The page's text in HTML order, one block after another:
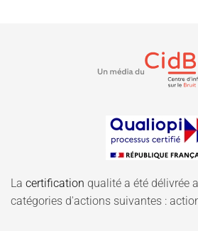
La certification qualité a été délivrée
catégories d'actions suivantes :